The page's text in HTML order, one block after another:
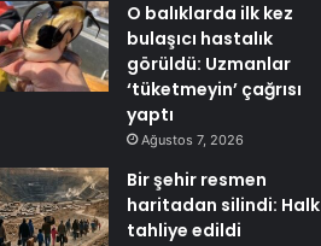
O balıklarda ilk kez
bulaşıcı hastalık
görüldü: Uzmanlar
‘tüketmeyin’ çağrısı
yaptı
Ağustos 7, 2026
Bir şehir resmen
haritadan silindi: Halk
tahliye edildi